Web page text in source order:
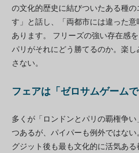
の文化的歴史に結びついたある種の
す」と話し、「両都市には違った
あります。 フリーズの強い存在感を
パリがそれにどう勝てるのか。楽
さない。
フェアは「ゼロサムゲームで
多くが「ロンドンとパリの覇権争
つあるが、パイパーも例外ではな
グジット後も最も文化的に活気あ